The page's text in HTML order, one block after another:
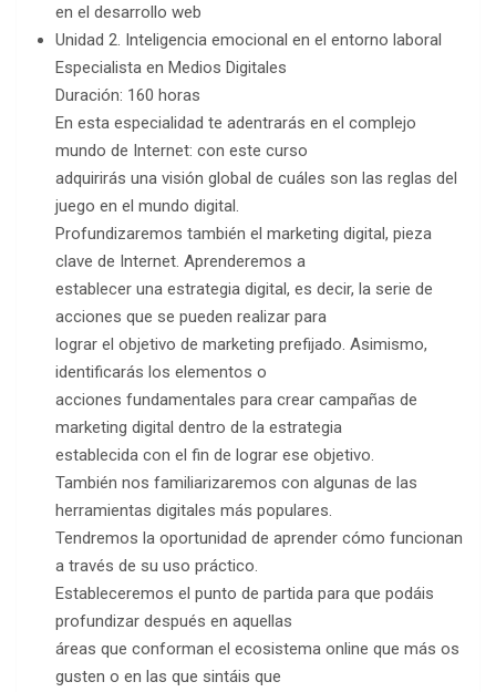
en el desarrollo web
Unidad 2. Inteligencia emocional en el entorno laboral
Especialista en Medios Digitales
Duración: 160 horas
En esta especialidad te adentrarás en el complejo
mundo de Internet: con este curso
adquirirás una visión global de cuáles son las reglas del
juego en el mundo digital.
Profundizaremos también el marketing digital, pieza
clave de Internet. Aprenderemos a
establecer una estrategia digital, es decir, la serie de
acciones que se pueden realizar para
lograr el objetivo de marketing prefijado. Asimismo,
identificarás los elementos o
acciones fundamentales para crear campañas de
marketing digital dentro de la estrategia
establecida con el fin de lograr ese objetivo.
También nos familiarizaremos con algunas de las
herramientas digitales más populares.
Tendremos la oportunidad de aprender cómo funcionan
a través de su uso práctico.
Estableceremos el punto de partida para que podáis
profundizar después en aquellas
áreas que conforman el ecosistema online que más os
gusten o en las que sintáis que